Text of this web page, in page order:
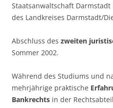
Staatsanwaltschaft
des Landkreises Darmstadt/
Abschluss des zweiten
Sommer 2002.
Während des Studiums und
mehrjährige praktische
Bankrechts in der